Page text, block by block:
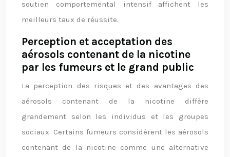
soutien comportemental intensif affichent les
meilleurs taux de réussite.
Perception et acceptation des
aérosols contenant de la nicotine
par les fumeurs et le grand public
La perception des risques et des avantages des
aérosols contenant de la nicotine diffère
grandement selon les individus et les groupes
sociaux. Certains fumeurs considèrent les aérosols
contenant de la nicotine comme une alternative